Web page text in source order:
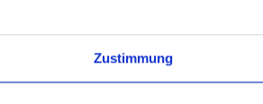
Zustimmung